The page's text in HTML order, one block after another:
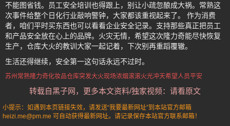
不能图省钱。员工安全培训也得跟上，别让小疏忽酿成大祸。常熟这
次事件给整个日化行业敲响警钟，大家都该重视起来了。 作为消费
者，咱们平时买东西也可以看看企业安全记录。支持那些真正把员工
和产品安全放在心上的品牌。火灾无情，希望这次隆力奇能尽快恢复
生产，仓库大火的教训大家一起记着，下次别再重蹈覆辙。
生活还得继续，安全第一这句话永远不过时。
苏州常熟隆力奇化妆品仓库突发大火现场浓烟滚滚火光冲天希望人员平安
转载自黑子网，更多本文资料/独家视频：请看原文
小提示：如遇到本页链接失效，请发送“我要最新网址”到本站官方邮箱
heizi.me@pm.me 可自动获得最新网址。请记录保存本站官方联系邮箱！